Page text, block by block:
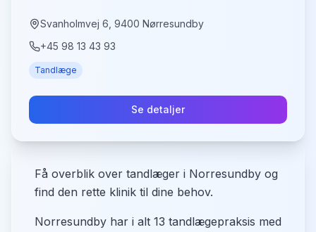
Svanholmvej 6, 9400 Nørresundby
+45 98 13 43 93
Tandlæge
Se detaljer
Få overblik over tandlæger i Norresundby og
find den rette klinik til dine behov.
Norresundby har i alt 13 tandlægepraksis med